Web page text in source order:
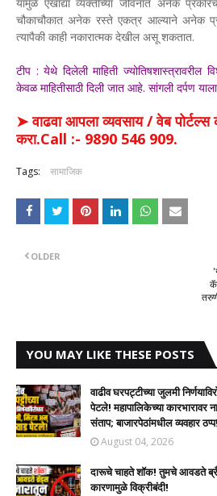
चौकाचौकात अनेक रस्ते एकत्र आल्याने अनेक
त्यापैकी काही नकारात्मक देखील असू शकतात.
टीप : येथे दिलेली माहिती ज्योतिषशास्त्रावरील
केवळ माहितीसाठी दिली जात आहे. सांगली दर्पण
➤ वाढवा आपला व्यवसाय / वेब पोर्टल्स
करा.Call :- 9890 546 909.
Tags: सामाजिक
OLDER
YOU MAY LIKE THESE POSTS
वाढीव घरपट्टीच्या जुलमी
पेटले! महापालिकेच्या कारभारावर
संताप; बाजारपेठांमधील व्यवहार ठप्प!​
August 04, 2026
दारूचे चाहते शॉक! तुमचे आवडते
कारणामुळे विक्रीबंदी!